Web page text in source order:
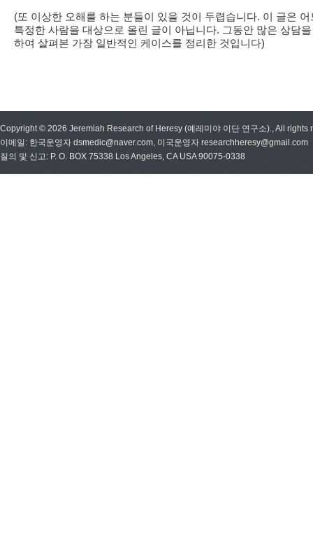
(또 이상한 오해를 하는 분들이 있을 것이 두렵습니다. 이 글은 어
특정한 사람을 대상으로 올린 글이 아닙니다. 그동안 많은 상담
하여 살펴본 가장 일반적인 케이스를 정리한 것입니다)
Copyright © 2026 Jeremiah Research of Heresy (예레미야 이단 연구소)., All rights
이메일: 한국운영자 dsmedic@naver.com, 미국운영자 researchheresy@gmail.com
질의 및 신고: P. O. BOX 75338 Los Angeles, CA USA 90075-0338